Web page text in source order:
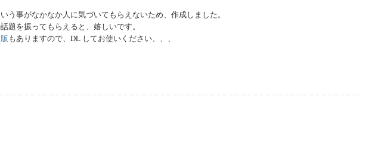
う事がなかなか人に気づいてもらえないため、作成しました。
題を振ってもらえると、嬉しいです。
もありますので、DL してお使いください、、、